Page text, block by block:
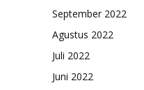
September 2022
Agustus 2022
Juli 2022
Juni 2022